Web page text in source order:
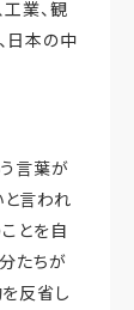
業、観
日本の中
言葉が
言われ
とを自
たちが
反省し